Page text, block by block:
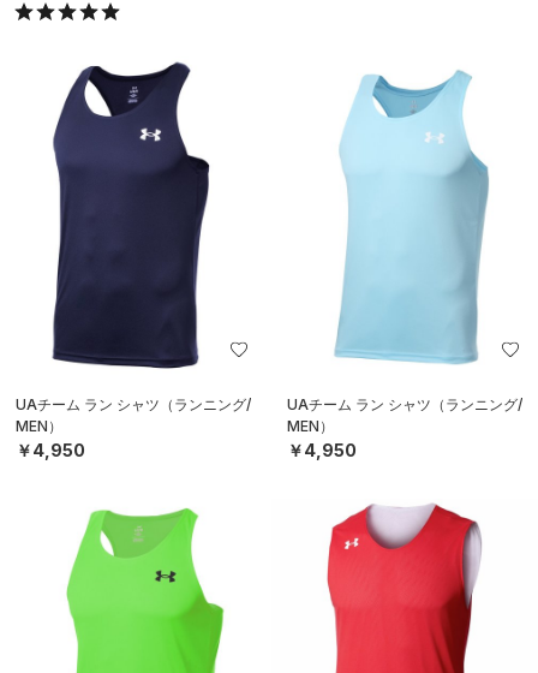
UAチーム ラン シャツ（ランニング/
MEN）
￥4,950
UAチーム ラン シャツ（ランニング/
MEN）
￥4,950